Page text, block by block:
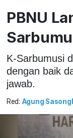
PBNU
K-Sarbumusi
dengan baik
jawab.
Red: Agung